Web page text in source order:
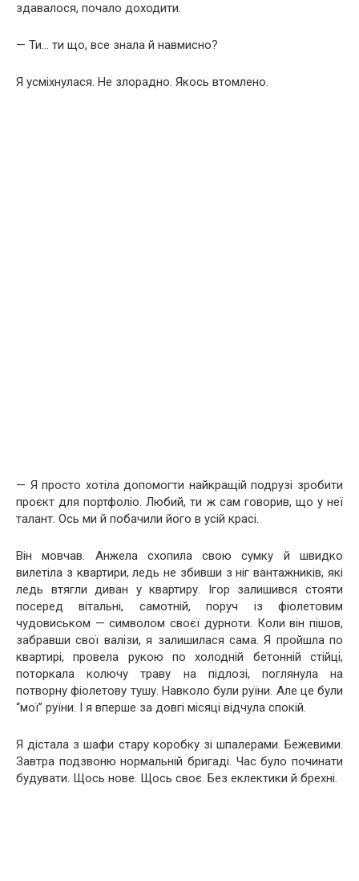
здавалося, почало доходити.
— Ти… ти що, все знала й навмисно?
Я усміхнулася. Не злорадно. Якось втомлено.
— Я просто хотіла допомогти найкращій подрузі зробити
проєкт для портфоліо. Любий, ти ж сам говорив, що у неї
талант. Ось ми й побачили його в усій красі.
Він мовчав. Анжела схопила свою сумку й швидко
вилетіла з квартири, ледь не збивши з ніг вантажників, які
ледь втягли диван у квартиру. Ігор залишився стояти
посеред вітальні, самотній, поруч із фіолетовим
чудовиськом — символом своєї дурноти. Коли він пішов,
забравши свої валізи, я залишилася сама. Я пройшла по
квартирі, провела рукою по холодній бетонній стійці,
поторкала колючу траву на підлозі, поглянула на
потворну фіолетову тушу. Навколо були руїни. Але це були
“мої” руїни. І я вперше за довгі місяці відчула спокій.
Я дістала з шафи стару коробку зі шпалерами. Бежевими.
Завтра подзвоню нормальній бригаді. Час було починати
будувати. Щось нове. Щось своє. Без еклектики й брехні.